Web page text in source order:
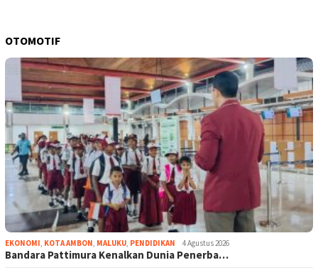
OTOMOTIF
EKONOMI, KOTA AMBON, MALUKU, PENDIDIKAN 4 Agustus 2026
Bandara Pattimura Kenalkan Dunia Penerba…